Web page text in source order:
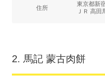
住所
東京都新
ＪＲ 高田
2. 馬記 蒙古肉餅